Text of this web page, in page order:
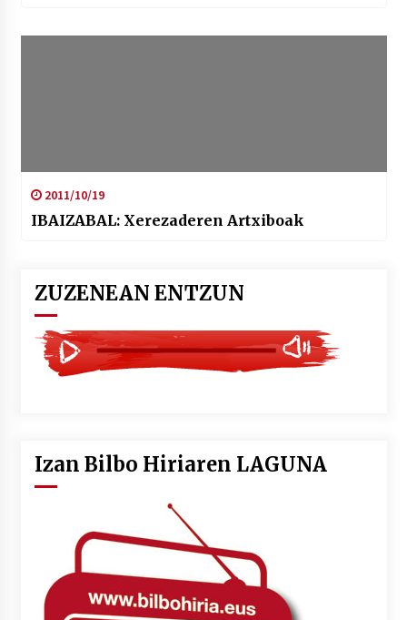
2011/10/19
IBAIZABAL: Xerezaderen Artxiboak
ZUZENEAN ENTZUN
Izan Bilbo Hiriaren LAGUNA